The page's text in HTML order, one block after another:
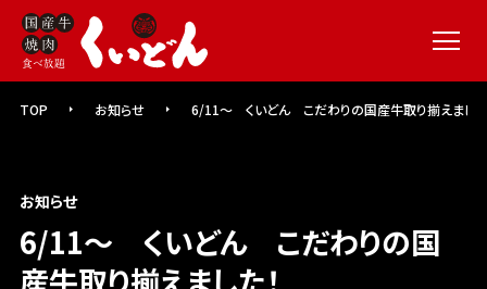
TOP お知らせ 6/11～ くいどん こだわりの国産牛取り揃えました
お知らせ
6/11～ くいどん こだわりの国
産牛取り揃えました！